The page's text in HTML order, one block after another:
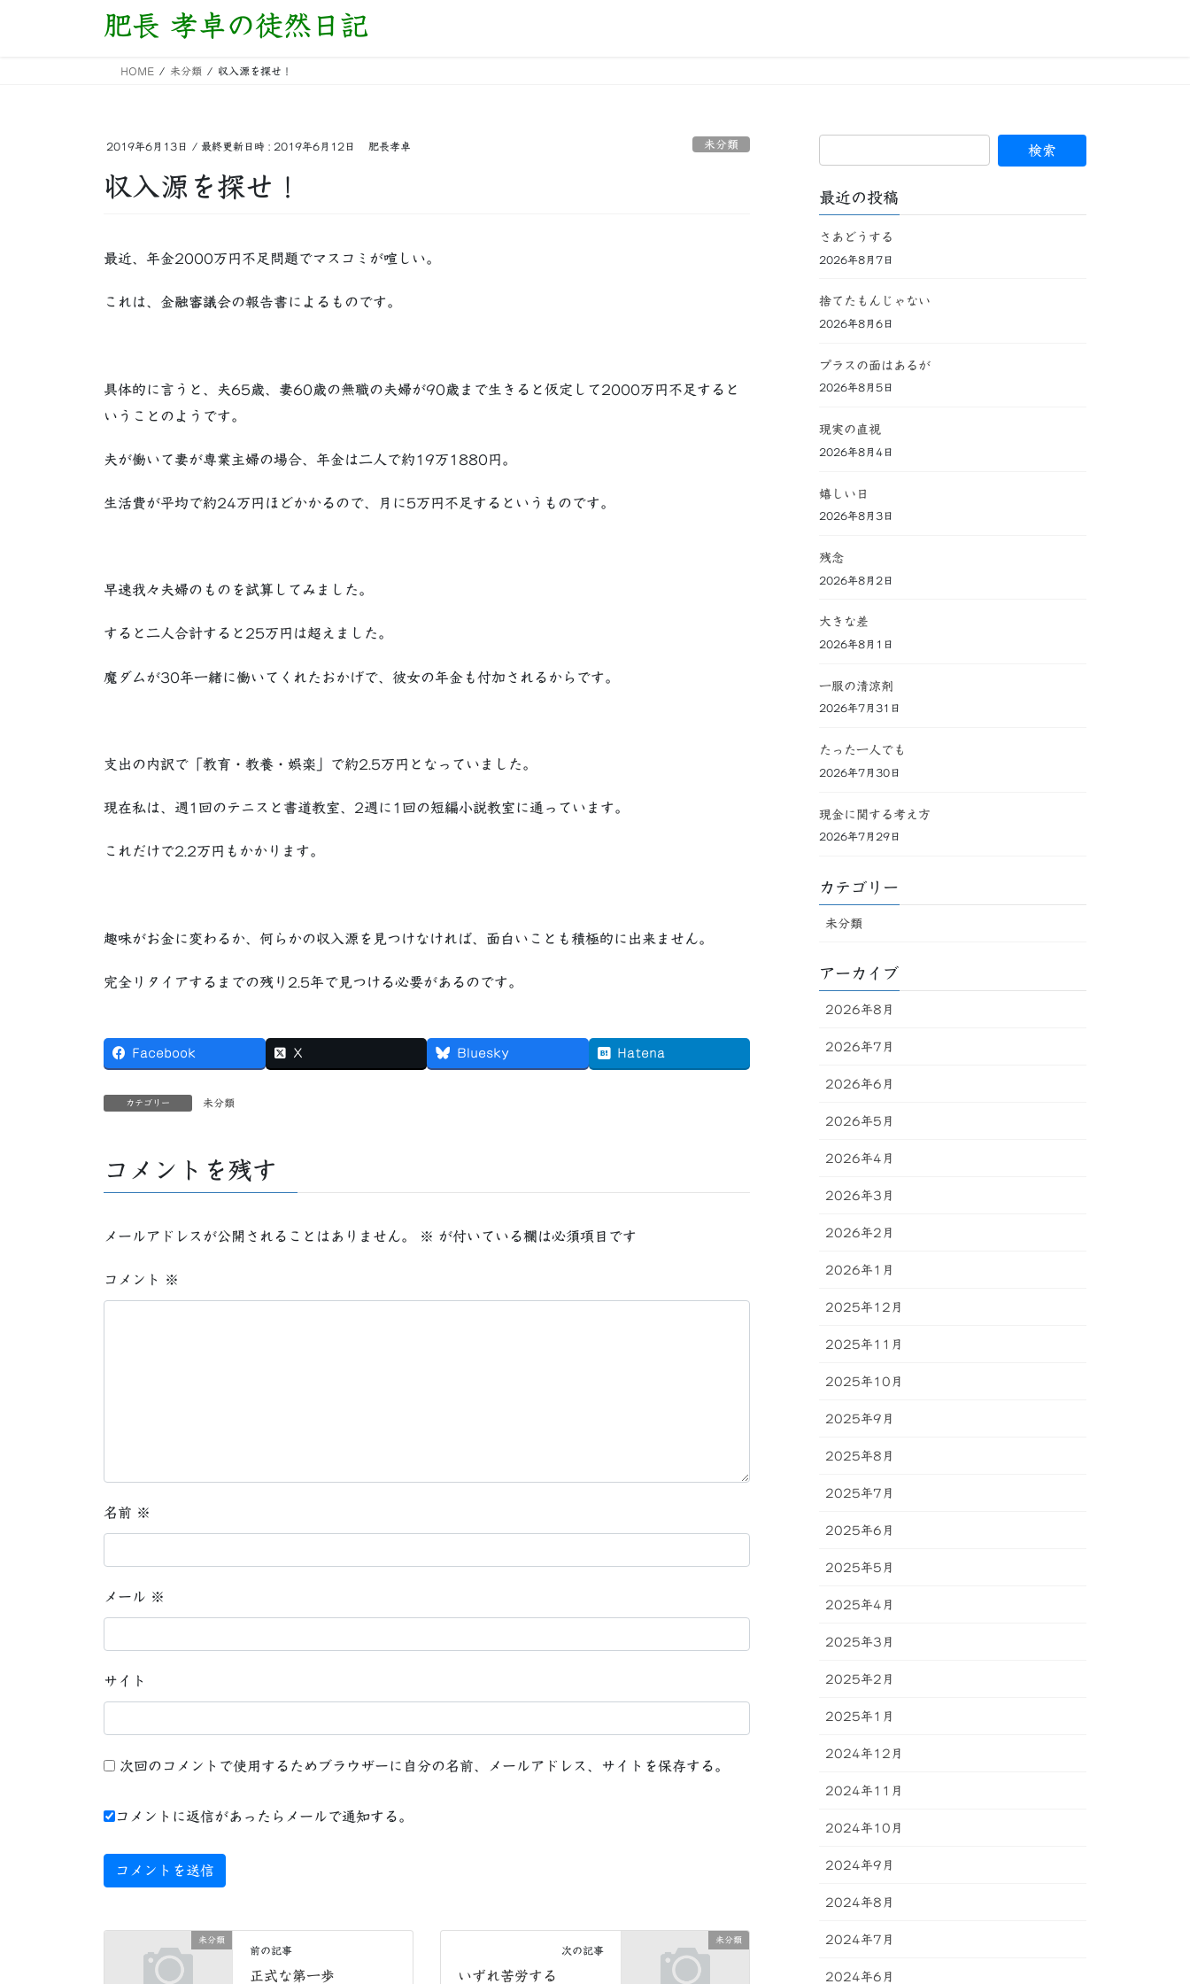
肥長 孝卓の徒然日記
HOME 未分類 収入源を探せ！
2019年6月13日 / 最終更新日時 : 2019年6月12日 肥長孝卓 未分類
収入源を探せ！
最近、年金2000万円不足問題でマスコミが喧しい。
これは、金融審議会の報告書によるものです。
具体的に言うと、夫65歳、妻60歳の無職の夫婦が90歳まで生きると仮定して2000万円不足すると
いうことのようです。
夫が働いて妻が専業主婦の場合、年金は二人で約19万1880円。
生活費が平均で約24万円ほどかかるので、月に5万円不足するというものです。
早速我々夫婦のものを試算してみました。
すると二人合計すると25万円は超えました。
魔ダムが30年一緒に働いてくれたおかげで、彼女の年金も付加されるからです。
支出の内訳で「教育・教養・娯楽」で約2.5万円となっていました。
現在私は、週1回のテニスと書道教室、2週に1回の短編小説教室に通っています。
これだけで2.2万円もかかります。
趣味がお金に変わるか、何らかの収入源を見つけなければ、面白いことも積極的に出来ません。
完全リタイアするまでの残り2.5年で見つける必要があるのです。
Facebook X Bluesky Hatena
カテゴリー 未分類
コメントを残す
メールアドレスが公開されることはありません。 ※ が付いている欄は必須項目です
コメント ※
名前 ※
メール ※
サイト
次回のコメントで使用するためブラウザーに自分の名前、メールアドレス、サイトを保存する。
コメントに返信があったらメールで通知する。
未分類
前の記事
正式な第一歩
未分類
次の記事
いずれ苦労する
最近の投稿
さあどうする
2026年8月7日
捨てたもんじゃない
2026年8月6日
プラスの面はあるが
2026年8月5日
現実の直視
2026年8月4日
嬉しい日
2026年8月3日
残念
2026年8月2日
大きな差
2026年8月1日
一服の清涼剤
2026年7月31日
たった一人でも
2026年7月30日
現金に関する考え方
2026年7月29日
カテゴリー
未分類
アーカイブ
2026年8月
2026年7月
2026年6月
2026年5月
2026年4月
2026年3月
2026年2月
2026年1月
2025年12月
2025年11月
2025年10月
2025年9月
2025年8月
2025年7月
2025年6月
2025年5月
2025年4月
2025年3月
2025年2月
2025年1月
2024年12月
2024年11月
2024年10月
2024年9月
2024年8月
2024年7月
2024年6月